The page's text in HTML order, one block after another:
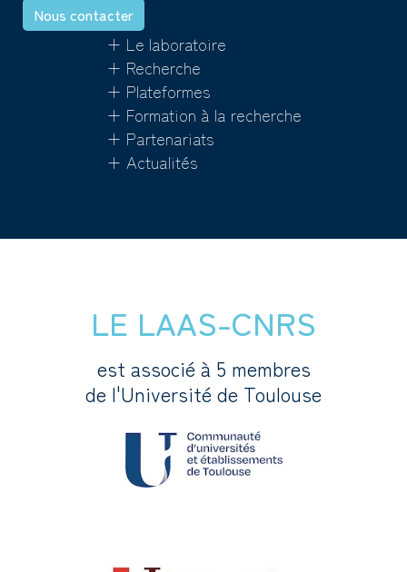
Nous contacter
+ Le laboratoire
+ Recherche
+ Plateformes
+ Formation à la recherche
+ Partenariats
+ Actualités
LE LAAS-CNRS
est associé à 5 membres
de l'Université de Toulouse